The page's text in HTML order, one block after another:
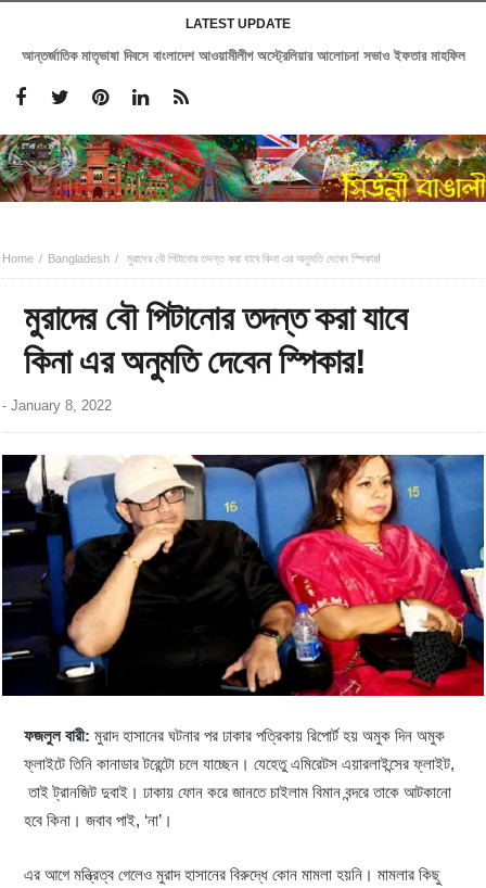
LATEST UPDATE
আন্তর্জাতিক মাতৃভাষা দিবসে বাংলাদেশ আওয়ামীলীগ অস্ট্রেলিয়ার আলোচনা সভাও ইফতার মাহফিল
Home Bangladesh মুরাদের বৌ পিটানোর তদন্ত করা যাবে কিনা এর অনুমতি দেবেন স্পিকার!
মুরাদের বৌ পিটানোর তদন্ত করা যাবে
কিনা এর অনুমতি দেবেন স্পিকার!
-January 8, 2022
ফজলুল বারী:মুরাদ হাসানের ঘটনার পর ঢাকার পত্রিকায় রিপোর্ট হয় অমুক দিন অমুক
ফ্লাইটে তিনি কানাডার টরেন্টো চলে যাচ্ছেন। যেহেতু এমিরেটস এয়ারলাইন্সের ফ্লাইট,
তাই ট্রানজিট দুবাই। ঢাকায় ফোন করে জানতে চাইলাম বিমান বন্দরে তাকে আটকানো
হবে কিনা। জবাব পাই, ‘না’।
এর আগে মন্ত্রিত্ব গেলেও মুরাদ হাসানের বিরুদ্ধে কোন মামলা হয়নি। মামলার কিছু